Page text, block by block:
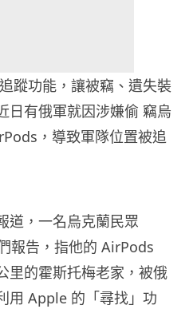
蹤功能，讓被竊、遺失裝
日有俄軍就因涉嫌偷 竊烏
，導致軍隊位置被追
道，一名烏克蘭民眾
報告，指他的 AirPods
里的霍斯托梅老家，被俄
用 Apple 的「尋找」功